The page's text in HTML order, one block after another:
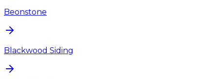
Beonstone
Blackwood Siding